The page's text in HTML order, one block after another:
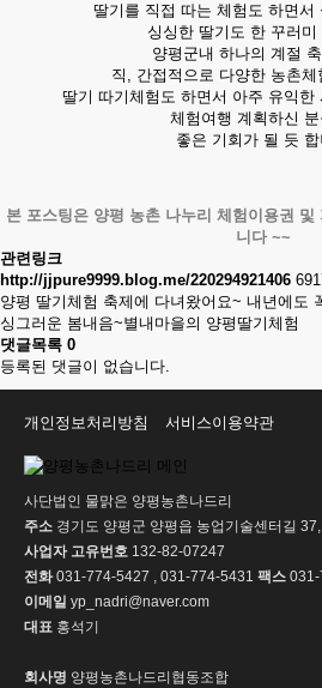
딸기를 직접 따는 체험도 하면서
싱싱한 딸기도 한 꾸러미
양평군내 하나의 계절
직, 간접적으로 다양한 농촌
딸기 따기체험도 하면서 아주 유익한
체험여행 계획하신 분
좋은 기회가 될 듯
본 포스팅은 양평 농촌 나누리 체험이용권
니다 ~~
관련링크
http://jjpure9999.blog.me/220294921406
양평 딸기체험 축제에 다녀왔어요~ 내년에도
싱그러운 봄내음~별내마을의 양평딸기체험
댓글목록 0
등록된 댓글이 없습니다.
개인정보처리방침 서비스이용약관
사단법인 물맑은 양평농촌나드리
주소 경기도 양평군 양평읍 농업기술센터길
사업자 고유번호 132-82-07247
전화031-774-5427 , 031-774-5431 팩스
이메일 yp_nadri@naver.com
대표 홍석기
회사명 양평농촌나드리협동조합